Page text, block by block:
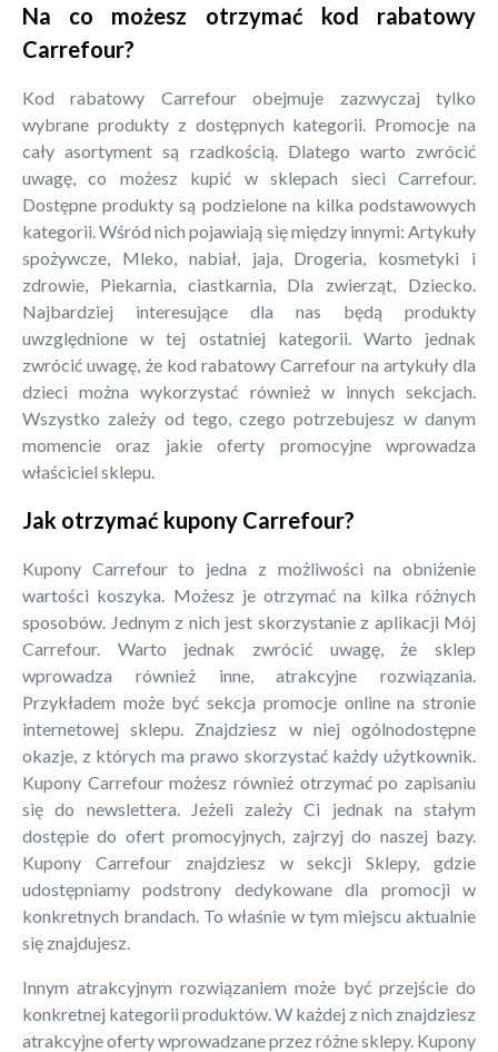
Na co możesz otrzymać kod rabatowy
Carrefour?
Kod rabatowy Carrefour obejmuje zazwyczaj tylko
wybrane produkty z dostępnych kategorii. Promocje na
cały asortyment są rzadkością. Dlatego warto zwrócić
uwagę, co możesz kupić w sklepach sieci Carrefour.
Dostępne produkty są podzielone na kilka podstawowych
kategorii. Wśród nich pojawiają się między innymi: Artykuły
spożywcze, Mleko, nabiał, jaja, Drogeria, kosmetyki i
zdrowie, Piekarnia, ciastkarnia, Dla zwierząt, Dziecko.
Najbardziej interesujące dla nas będą produkty
uwzględnione w tej ostatniej kategorii. Warto jednak
zwrócić uwagę, że kod rabatowy Carrefour na artykuły dla
dzieci można wykorzystać również w innych sekcjach.
Wszystko zależy od tego, czego potrzebujesz w danym
momencie oraz jakie oferty promocyjne wprowadza
właściciel sklepu.
Jak otrzymać kupony Carrefour?
Kupony Carrefour to jedna z możliwości na obniżenie
wartości koszyka. Możesz je otrzymać na kilka różnych
sposobów. Jednym z nich jest skorzystanie z aplikacji Mój
Carrefour. Warto jednak zwrócić uwagę, że sklep
wprowadza również inne, atrakcyjne rozwiązania.
Przykładem może być sekcja promocje online na stronie
internetowej sklepu. Znajdziesz w niej ogólnodostępne
okazje, z których ma prawo skorzystać każdy użytkownik.
Kupony Carrefour możesz również otrzymać po zapisaniu
się do newslettera. Jeżeli zależy Ci jednak na stałym
dostępie do ofert promocyjnych, zajrzyj do naszej bazy.
Kupony Carrefour znajdziesz w sekcji Sklepy, gdzie
udostępniamy podstrony dedykowane dla promocji w
konkretnych brandach. To właśnie w tym miejscu aktualnie
się znajdujesz.
Innym atrakcyjnym rozwiązaniem może być przejście do
konkretnej kategorii produktów. W każdej z nich znajdziesz
atrakcyjne oferty wprowadzane przez różne sklepy. Kupony